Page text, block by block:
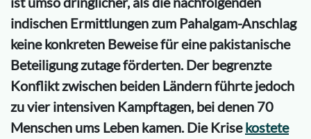
indischen Ermittlungen zum Pahalgam-Anschlag
keine konkreten Beweise für eine pakistanische
Beteiligung zutage förderten. Der begrenzte
Konflikt zwischen beiden Ländern führte jedoch
zu vier intensiven Kampftagen, bei denen 70
Menschen ums Leben kamen. Die Krisekostete